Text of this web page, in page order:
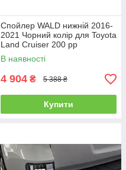
Спойлер WALD нижній 2016-
2021 Чорний колір для Toyota
Land Cruiser 200 рр
В наявності
4 904 ₴ 5 388 ₴
Купити